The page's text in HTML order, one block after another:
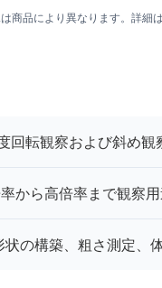
品により異なります。詳細
回転観察および斜め
から高倍率まで観察
状の構築、粗さ測定、